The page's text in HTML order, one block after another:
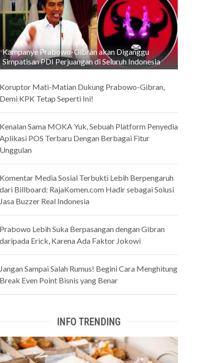
Kampanye Prabowo-Gibran akan Diganggu
Simpatisan PDI Perjuangan di Seluruh Indonesia
Mati-Matian Dukung Prabowo-Gibran,
KPK Tetap Seperti Ini!
Sama MOKA Yuk, Sebuah Platform Penyedia
POS Terbaru Dengan Berbagai Fitur
Media Sosial Terbukti Lebih Berpengaruh
Billboard: RajaKomen.com Hadir sebagai Solusi
Buzzer Real Indonesia
Lebih Suka Berpasangan dengan Gibran
Erick, Karena Ada Faktor Jokowi
Sampai Salah Rumus! Begini Cara Menghitung
Even Point Bisnis yang Benar
INFO TRENDING